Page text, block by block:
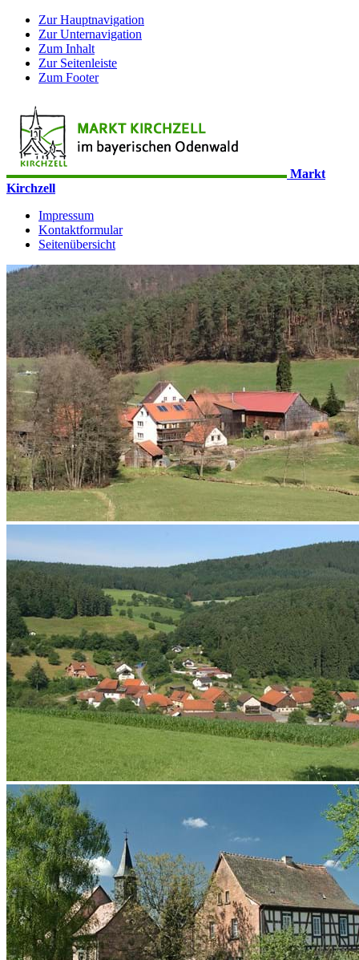
Zur Hauptnavigation
Zur Unternavigation
Zum Inhalt
Zur Seitenleiste
Zum Footer
Markt
Kirchzell
Impressum
Kontaktformular
Seitenübersicht